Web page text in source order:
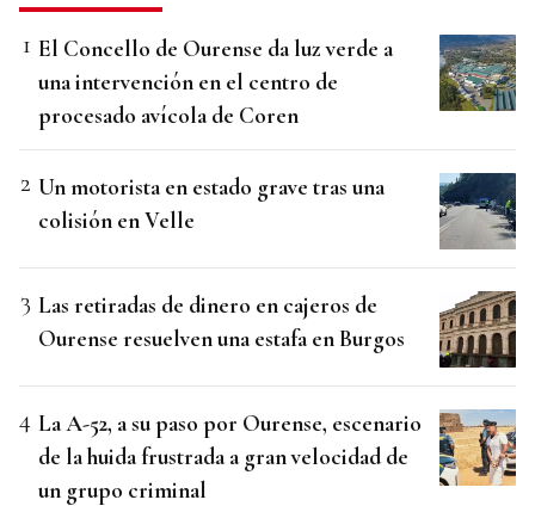
El Concello de Ourense da luz verde a
una intervención en el centro de
procesado avícola de Coren
Un motorista en estado grave tras una
colisión en Velle
Las retiradas de dinero en cajeros de
Ourense resuelven una estafa en Burgos
La A-52, a su paso por Ourense, escenario
de la huida frustrada a gran velocidad de
un grupo criminal